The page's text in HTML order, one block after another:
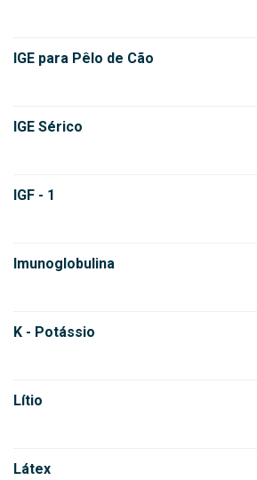
IGE para Pêlo de Cão
IGE Sérico
IGF - 1
Imunoglobulina
K - Potássio
Lítio
Látex